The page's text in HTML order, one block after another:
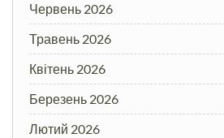
Червень 2026
Травень 2026
Квітень 2026
Березень 2026
Лютий 2026